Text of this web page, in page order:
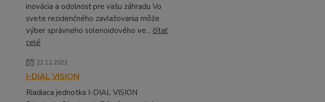
inovácia a odolnosť pre vašu záhradu Vo
svete rezidenčného zavlažovania môže
výber správneho solenoidového ve... čítať
celé
22.12.2023
I-DIAL VISION
Riadiaca jednotka I-DIAL VISION